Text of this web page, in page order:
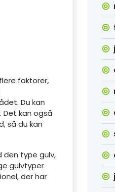
faktorer,
Du kan
kan også
så du kan
den type gulv,
gulvtyper
der har